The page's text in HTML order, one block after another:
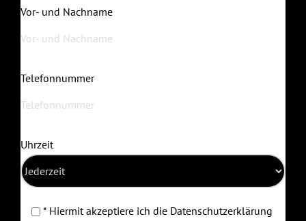
Vor- und Nachname
Telefonnummer
Uhrzeit
* Hiermit akzeptiere ich die Datenschutzerklärung